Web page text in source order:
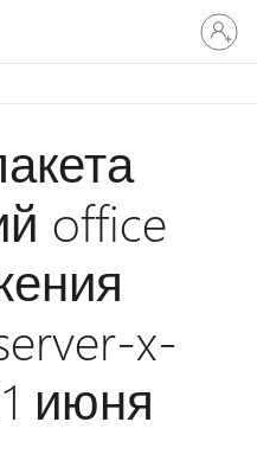
office
x-
июня